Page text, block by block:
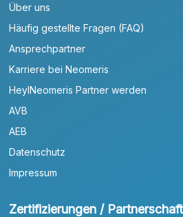
Über uns
Häufig gestellte Fragen (FAQ)
Ansprechpartner
Karriere bei Neomeris
HeylNeomeris Partner werden
AVB
AEB
Datenschutz
Impressum
Zertifizierungen /